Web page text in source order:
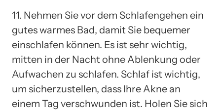
11. Nehmen Sie vor dem Schlafengehen ein
gutes warmes Bad, damit Sie bequemer
einschlafen können. Es ist sehr wichtig,
mitten in der Nacht ohne Ablenkung oder
Aufwachen zu schlafen. Schlaf ist wichtig,
um sicherzustellen, dass Ihre Akne an
einem Tag verschwunden ist. Holen Sie sich